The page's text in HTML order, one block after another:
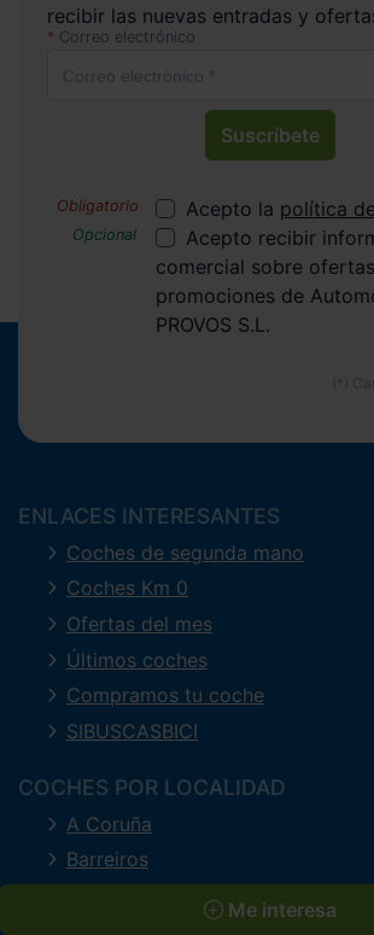
Me interesa
recibir las nuevas entradas y
Correo electrónico
Suscríbete
Acepto la política
Acepto recibir
comercial sobre
promociones de
PROVOS S.L.
ENLACES INTERESANTES
Coches de segunda mano
Coches Km 0
Ofertas del mes
Últimos coches
Compramos tu coche
SIBUSCASBICI
COCHES POR LOCALIDAD
A Coruña
Barreiros